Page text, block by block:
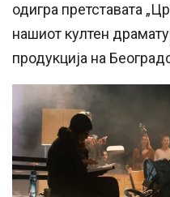
одигра претставата
нашиот култен
продукција на